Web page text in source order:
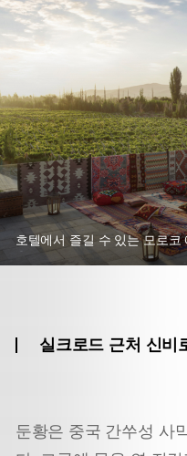
호텔에서 즐길 수 있는 모로코
실크로드 근처 신비
둔황은 중국 간쑤성 사